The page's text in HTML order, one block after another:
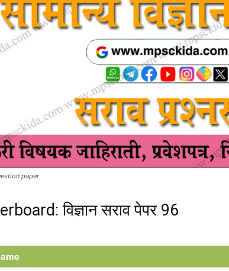
paper
विज्ञान सराव पेपर 96